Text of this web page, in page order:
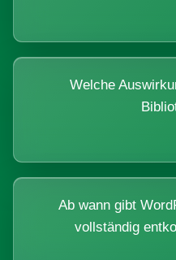
Welche
Ab wann gibt
vollständig